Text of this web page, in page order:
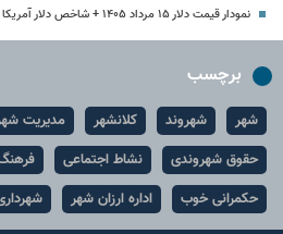
نمودار قیمت دلار ۱۵ مرداد ۱۴۰۵ + شاخص دلار آمریکا
برچسب
شهر شهروند کلانشهر مدیریت
حقوق شهروندی
نشاط اجتماعی
حکمرانی خوب
اداره ارزان شهر